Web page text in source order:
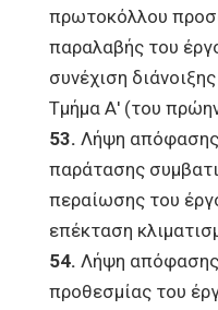
πρωτοκόλλου
παραλαβής του
συνέχιση
Τμήμα Α' (του
53. Λήψη απόφασης
παράτασης
περαίωσης του
επέκταση
54. Λήψη απόφασης
προθεσμίας του